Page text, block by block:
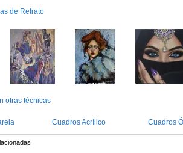
de Retrato
otras técnicas
Cuadros Acrílico Cuadros